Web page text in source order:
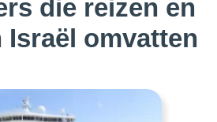
die reizen en
Israël omvatten